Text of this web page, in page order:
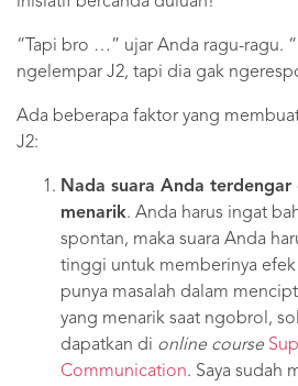
“Tapi bro …” ujar Anda ragu-ragu.
ngelempar J2, tapi dia gak
Ada beberapa faktor yang
J2:
Nada suara Anda
menarik. Anda harus ingat
spontan, maka suara Anda
tinggi untuk memberinya efek
punya masalah dalam
yang menarik saat ngobrol,
dapatkan di online course
Communication. Saya sudah